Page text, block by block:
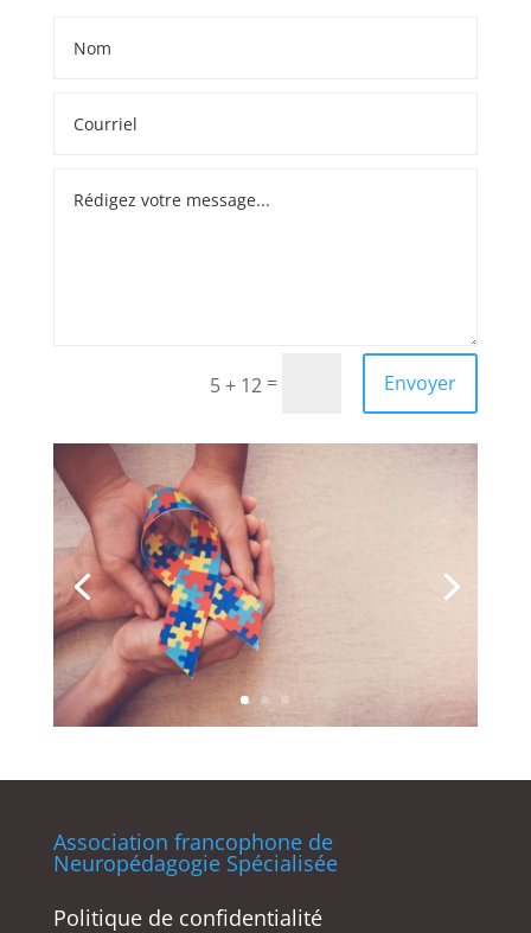
5 + 12 = Envoyer
Association francophone de
Neuropédagogie Spécialisée
Politique de confidentialité